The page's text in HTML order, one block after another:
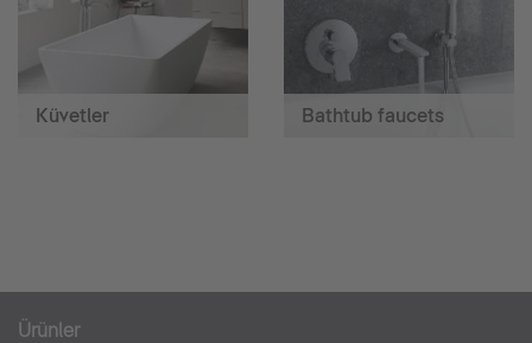
Küvetler Bathtub faucets
Ürünler